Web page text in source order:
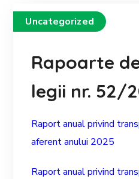
Uncategorized
Rapoarte
legii nr. 52/
Raport anual privind
aferent anului 2025
Raport anual privind